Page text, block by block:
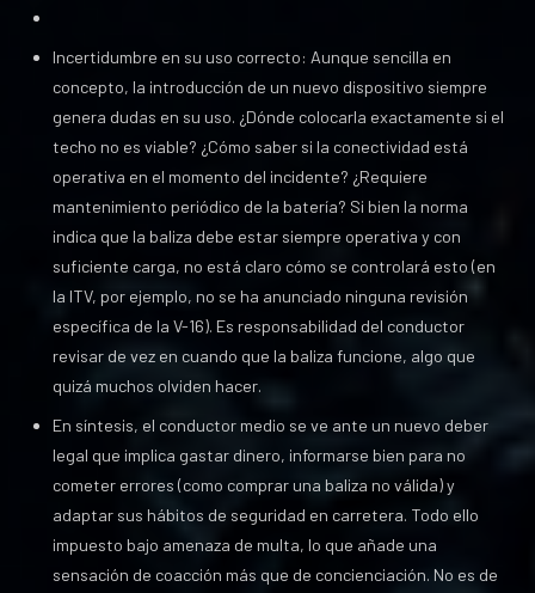
Incertidumbre en su uso correcto: Aunque sencilla en
concepto, la introducción de un nuevo dispositivo siempre
genera dudas en su uso. ¿Dónde colocarla exactamente si el
techo no es viable? ¿Cómo saber si la conectividad está
operativa en el momento del incidente? ¿Requiere
mantenimiento periódico de la batería? Si bien la norma
indica que la baliza debe estar siempre operativa y con
suficiente carga, no está claro cómo se controlará esto (en
la ITV, por ejemplo, no se ha anunciado ninguna revisión
específica de la V-16). Es responsabilidad del conductor
revisar de vez en cuando que la baliza funcione, algo que
quizá muchos olviden hacer.
En síntesis, el conductor medio se ve ante un nuevo deber
legal que implica gastar dinero, informarse bien para no
cometer errores (como comprar una baliza no válida) y
adaptar sus hábitos de seguridad en carretera. Todo ello
impuesto bajo amenaza de multa, lo que añade una
sensación de coacción más que de concienciación. No es de